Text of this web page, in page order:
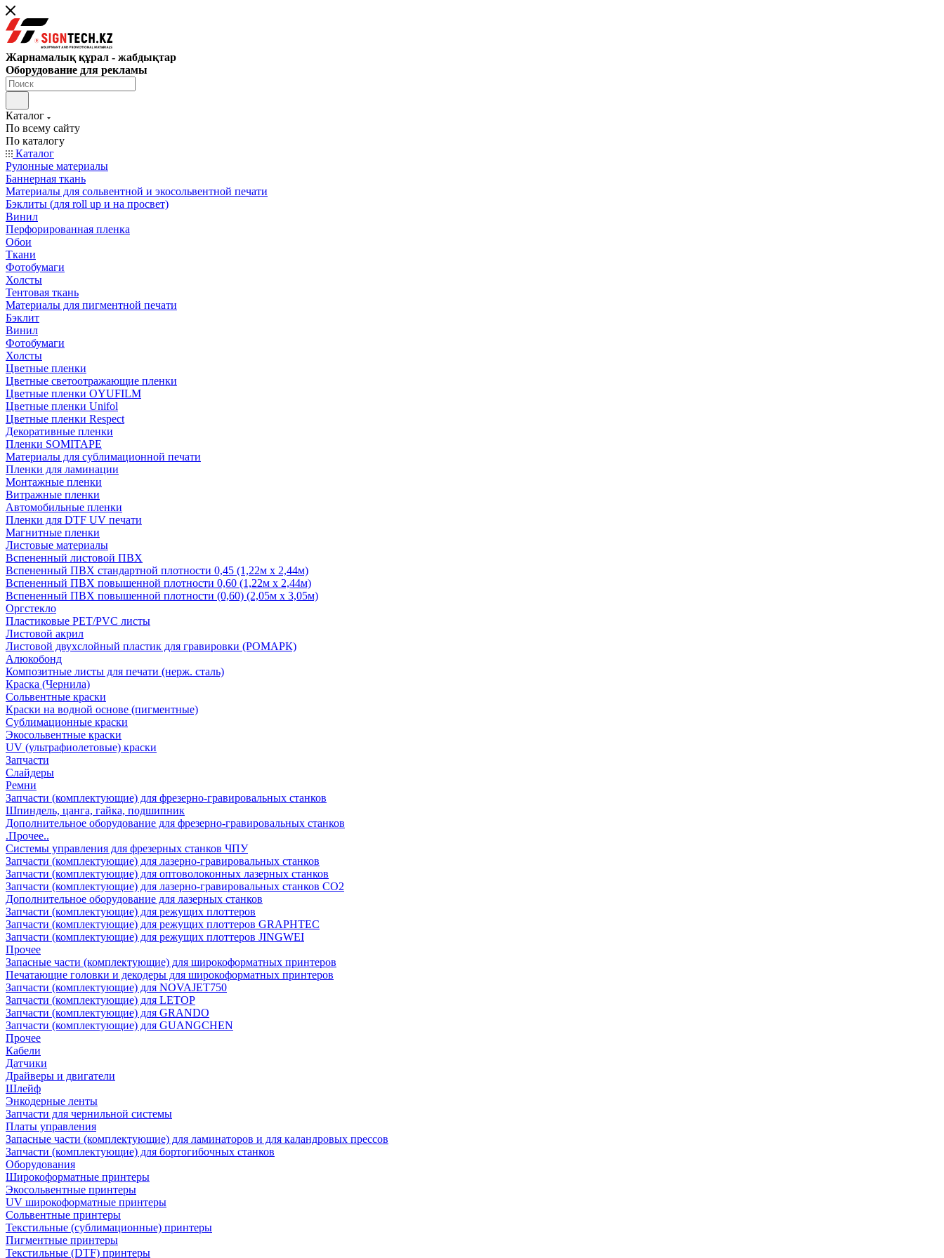
Жарнамалық құрал - жабдықтар
Оборудование для рекламы
Каталог
По всему сайту
По каталогу
Каталог
Рулонные материалы
Баннерная ткань
Материалы для сольвентной и экосольвентной печати
Бэклиты (для roll up и на просвет)
Винил
Перфорированная пленка
Обои
Ткани
Фотобумаги
Холсты
Тентовая ткань
Материалы для пигментной печати
Бэклит
Винил
Фотобумаги
Холсты
Цветные пленки
Цветные светоотражающие пленки
Цветные пленки OYUFILM
Цветные пленки Unifol
Цветные пленки Respect
Декоративные пленки
Пленки SOMITAPE
Материалы для сублимационной печати
Пленки для ламинации
Монтажные пленки
Витражные пленки
Автомобильные пленки
Пленки для DTF UV печати
Магнитные пленки
Листовые материалы
Вспененный листовой ПВХ
Вспененный ПВХ стандартной плотности 0,45 (1,22м х 2,44м)
Вспененный ПВХ повышенной плотности 0,60 (1,22м х 2,44м)
Вспененный ПВХ повышенной плотности (0,60) (2,05м х 3,05м)
Оргстекло
Пластиковые PET/PVC листы
Листовой акрил
Листовой двухслойный пластик для гравировки (РОМАРК)
Алюкобонд
Композитные листы для печати (нерж. сталь)
Краска (Чернила)
Сольвентные краски
Краски на водной основе (пигментные)
Сублимационные краски
Экосольвентные краски
UV (ультрафиолетовые) краски
Запчасти
Слайдеры
Ремни
Запчасти (комплектующие) для фрезерно-гравировальных станков
Шпиндель, цанга, гайка, подшипник
Дополнительное оборудование для фрезерно-гравировальных станков
.Прочее..
Системы управления для фрезерных станков ЧПУ
Запчасти (комплектующие) для лазерно-гравировальных станков
Запчасти (комплектующие) для оптоволоконных лазерных станков
Запчасти (комплектующие) для лазерно-гравировальных станков CO2
Дополнительное оборудование для лазерных станков
Запчасти (комплектующие) для режущих плоттеров
Запчасти (комплектующие) для режущих плоттеров GRAPHTEC
Запчасти (комплектующие) для режущих плоттеров JINGWEI
Прочее
Запасные части (комплектующие) для широкоформатных принтеров
Печатающие головки и декодеры для широкоформатных принтеров
Запчасти (комплектующие) для NOVAJET750
Запчасти (комплектующие) для LETOP
Запчасти (комплектующие) для GRANDO
Запчасти (комплектующие) для GUANGCHEN
Прочее
Кабели
Датчики
Драйверы и двигатели
Шлейф
Энкодерные ленты
Запчасти для чернильной системы
Платы управления
Запасные части (комплектующие) для ламинаторов и для каландровых прессов
Запчасти (комплектующие) для бортогибочных станков
Оборудования
Широкоформатные принтеры
Экосольвентные принтеры
UV широкоформатные принтеры
Сольвентные принтеры
Текстильные (сублимационные) принтеры
Пигментные принтеры
Текстильные (DTF) принтеры